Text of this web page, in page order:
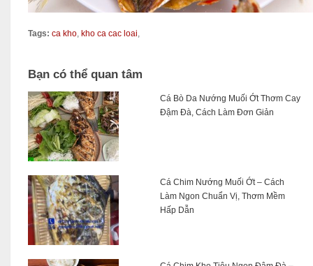
Tags: ca kho, kho ca cac loai,
Bạn có thể quan tâm
Cá Bò Da Nướng Muối Ớt Thơm Cay
Đậm Đà, Cách Làm Đơn Giản
Cá Chim Nướng Muối Ớt – Cách
Làm Ngon Chuẩn Vị, Thơm Mềm
Hấp Dẫn